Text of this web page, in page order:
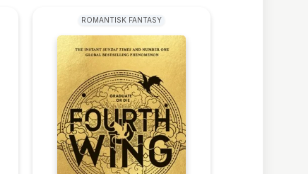
ROMANTISK FANTASY